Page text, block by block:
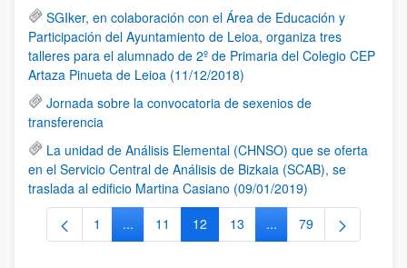
SGIker, en colaboración con el Área de Educación y
Participación del Ayuntamiento de Leioa, organiza tres
talleres para el alumnado de 2º de Primaria del Colegio CEP
Artaza Pinueta de Leioa (11/12/2018)
Jornada sobre la convocatoria de sexenios de
transferencia
La unidad de Análisis Elemental (CHNSO) que se oferta
en el Servicio Central de Análisis de Bizkaia (SCAB), se
traslada al edificio Martina Casiano (09/01/2019)
Página
1 ...Páginas intermedias Use TAB para desplazarse.
Página
11 Página
12 Página
13 ...Páginas intermedias
Página
79